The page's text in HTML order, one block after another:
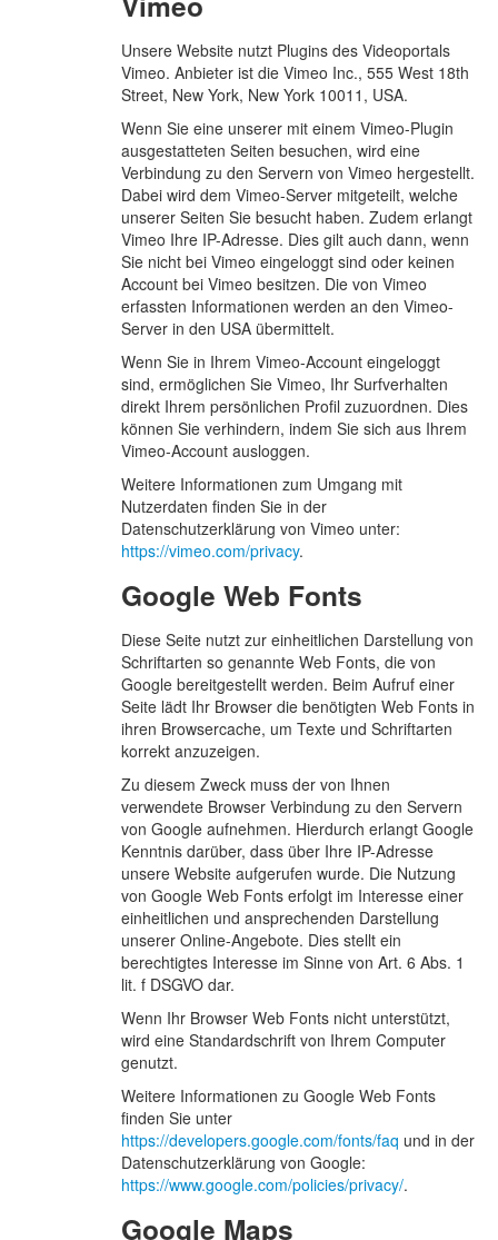
Unsere Website nutzt Plugins des Videoportals
Vimeo. Anbieter ist die Vimeo Inc., 555 West 18th
Street, New York, New York 10011, USA.
Wenn Sie eine unserer mit einem Vimeo-Plugin
ausgestatteten Seiten besuchen, wird eine
Verbindung zu den Servern von Vimeo hergestellt.
Dabei wird dem Vimeo-Server mitgeteilt, welche
unserer Seiten Sie besucht haben. Zudem erlangt
Vimeo Ihre IP-Adresse. Dies gilt auch dann, wenn
Sie nicht bei Vimeo eingeloggt sind oder keinen
Account bei Vimeo besitzen. Die von Vimeo
erfassten Informationen werden an den Vimeo-
Server in den USA übermittelt.
Wenn Sie in Ihrem Vimeo-Account eingeloggt
sind, ermöglichen Sie Vimeo, Ihr Surfverhalten
direkt Ihrem persönlichen Profil zuzuordnen. Dies
können Sie verhindern, indem Sie sich aus Ihrem
Vimeo-Account ausloggen.
Weitere Informationen zum Umgang mit
Nutzerdaten finden Sie in der
Datenschutzerklärung von Vimeo unter:
https://vimeo.com/privacy.
Google Web Fonts
Diese Seite nutzt zur einheitlichen Darstellung von
Schriftarten so genannte Web Fonts, die von
Google bereitgestellt werden. Beim Aufruf einer
Seite lädt Ihr Browser die benötigten Web Fonts in
ihren Browsercache, um Texte und Schriftarten
korrekt anzuzeigen.
Zu diesem Zweck muss der von Ihnen
verwendete Browser Verbindung zu den Servern
von Google aufnehmen. Hierdurch erlangt Google
Kenntnis darüber, dass über Ihre IP-Adresse
unsere Website aufgerufen wurde. Die Nutzung
von Google Web Fonts erfolgt im Interesse einer
einheitlichen und ansprechenden Darstellung
unserer Online-Angebote. Dies stellt ein
berechtigtes Interesse im Sinne von Art. 6 Abs. 1
lit. f DSGVO dar.
Wenn Ihr Browser Web Fonts nicht unterstützt,
wird eine Standardschrift von Ihrem Computer
genutzt.
Weitere Informationen zu Google Web Fonts
finden Sie unter
https://developers.google.com/fonts/faq und in der
Datenschutzerklärung von Google:
https://www.google.com/policies/privacy/.
Google Maps